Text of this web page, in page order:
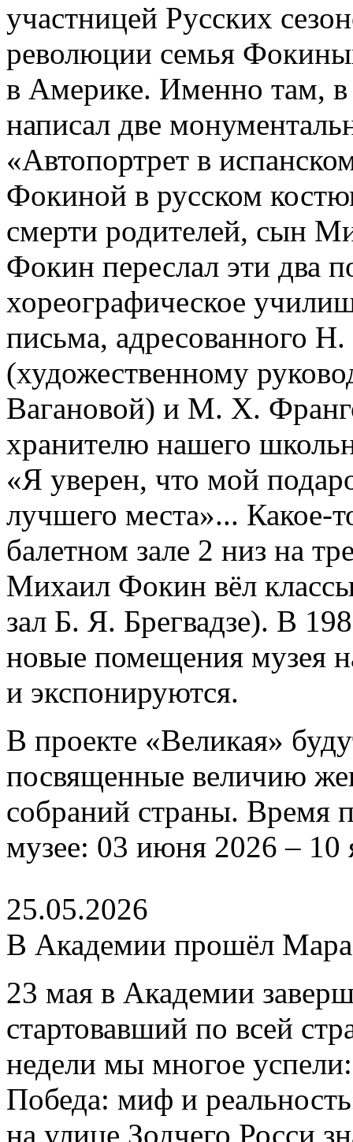
участницей Русских
революции семья
в Америке. Именно там,
написал две
«Автопортрет в
Фокиной в русском
смерти родителей, сын
Фокин переслал эти два
хореографическое
письма, адресованного
(художественному
Вагановой) и М. Х.
хранителю нашего
«Я уверен, что мой
лучшего места»... Какое-
балетном зале 2 низ на
Михаил Фокин вёл
зал Б. Я. Брегвадзе). В
новые помещения музея
и экспонируются.
В проекте «Великая»
посвященные величию
собраний страны. Время
музее: 03 июня 2026 – 10
25.05.2026
В Академии прошёл
23 мая в Академии
стартовавший по всей
недели мы многое
Победа: миф и
на улице Зодчего Росси